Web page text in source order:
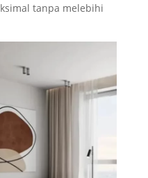
tanpa melebihi